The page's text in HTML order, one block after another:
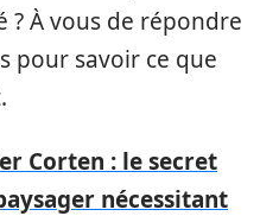
? À vous de répondre
pour savoir ce que
Corten : le secret
nécessitant